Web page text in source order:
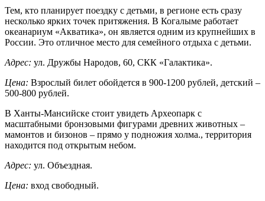
Тем, кто планирует поездку с детьми, в регионе есть сразу
несколько ярких точек притяжения. В Когалыме работает
океанариум «Акватика», он является одним из крупнейших в
России. Это отличное место для семейного отдыха с детьми.
Адрес: ул. Дружбы Народов, 60, СКК «Галактика».
Цена: Взрослый билет обойдется в 900-1200 рублей, детский –
500-800 рублей.
В Ханты-Мансийске стоит увидеть Археопарк с
масштабными бронзовыми фигурами древних животных –
мамонтов и бизонов – прямо у подножия холма., территория
находится под открытым небом.
Адрес: ул. Объездная.
Цена: вход свободный.